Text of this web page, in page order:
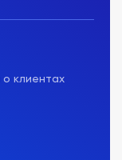
клиентах